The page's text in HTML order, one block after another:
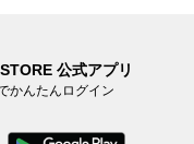
公式アプリ
かんたんログイン